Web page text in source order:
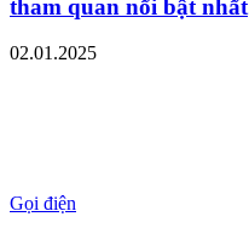
tham quan nổi bật nhất
02.01.2025
Gọi điện